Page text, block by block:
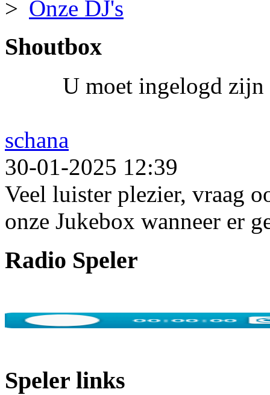
Onze DJ's
Shoutbox
U moet ingelogd zijn
schana
30-01-2025 12:39
Veel luister plezier, vraag
onze Jukebox wanneer er
Radio Speler
Speler links